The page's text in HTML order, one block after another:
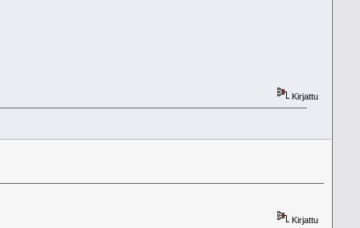
Kirjattu
Kirjattu